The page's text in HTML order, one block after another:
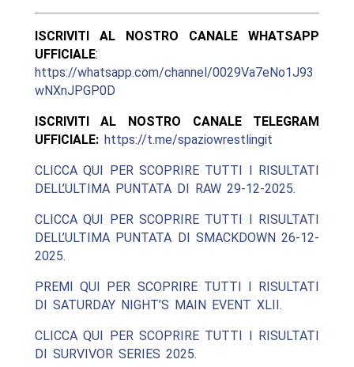
ISCRIVITI AL NOSTRO CANALE WHATSAPP
UFFICIALE:
https://whatsapp.com/channel/0029Va7eNo1J93
wNXnJPGP0D
ISCRIVITI AL NOSTRO CANALE TELEGRAM
UFFICIALE: https://t.me/spaziowrestlingit
CLICCA QUI PER SCOPRIRE TUTTI I RISULTATI
DELL’ULTIMA PUNTATA DI RAW 29-12-2025.
CLICCA QUI PER SCOPRIRE TUTTI I RISULTATI
DELL’ULTIMA PUNTATA DI SMACKDOWN 26-12-
2025.
PREMI QUI PER SCOPRIRE TUTTI I RISULTATI
DI SATURDAY NIGHT’S MAIN EVENT XLII.
CLICCA QUI PER SCOPRIRE TUTTI I RISULTATI
DI SURVIVOR SERIES 2025.